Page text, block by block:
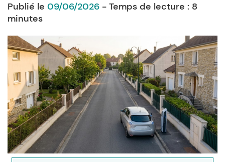
Publié le 09/06/2026 - Temps de lecture : 8
minutes